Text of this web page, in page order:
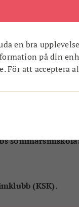
Det är också en
ögonen för
sin resa just
men vi vill
nyckel till lek,
ännu större?
(KSK).
en bra
på din
För att acceptera